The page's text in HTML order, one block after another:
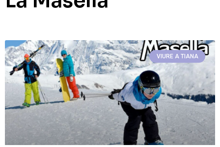
VIURE A TIANA